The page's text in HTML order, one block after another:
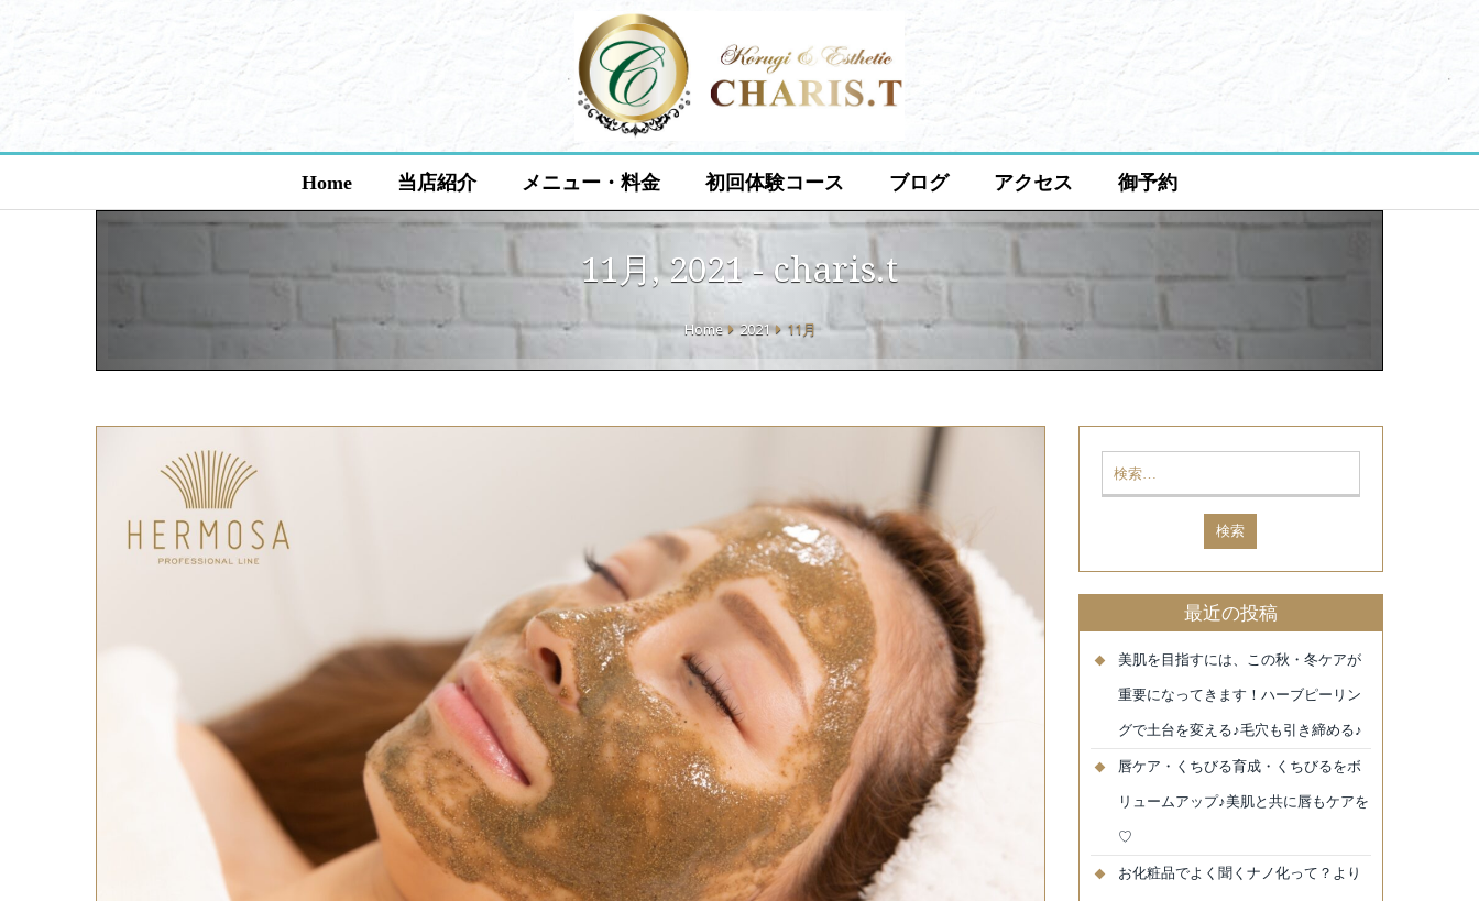
Home 当店紹介 メニュー・料金 初回体験コース ブログ アクセス 御予約
11月, 2021 - charis.t
Home 2021 11月
最近の投稿
美肌を目指すには、この秋・冬ケアが
重要になってきます！ハーブピーリン
グで土台を変える♪毛穴も引き締める♪
唇ケア・くちびる育成・くちびるをボ
リュームアップ♪美肌と共に唇もケアを
♡
お化粧品でよく聞くナノ化って？より